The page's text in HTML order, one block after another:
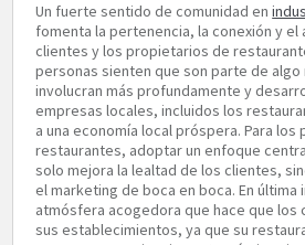
Un fuerte sentido de comunidad en
fomenta la pertenencia, la conexión y
clientes y los propietarios de
personas sienten que son parte de algo
involucran más profundamente y
empresas locales, incluidos los
a una economía local próspera. Para
restaurantes, adoptar un enfoque
solo mejora la lealtad de los clientes,
el marketing de boca en boca. En última
atmósfera acogedora que hace que los
sus establecimientos, ya que su